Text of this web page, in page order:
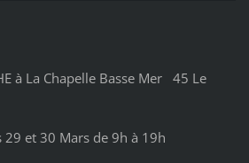
à La Chapelle Basse Mer 45 Le
et 30 Mars de 9h à 19h